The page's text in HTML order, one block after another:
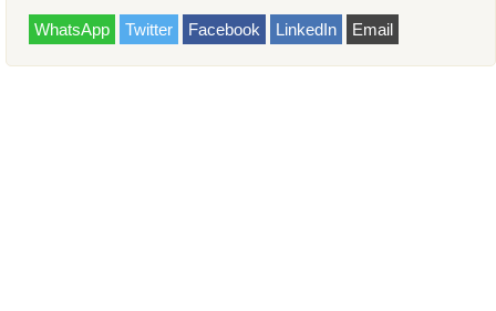
WhatsApp Twitter Facebook LinkedIn Email